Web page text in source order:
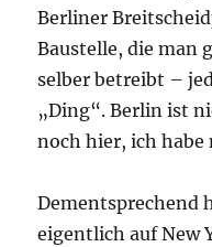
Berliner
Baustelle, die man
selber betreibt –
„Ding“. Berlin ist
noch hier, ich
Dementsprechend
eigentlich auf New